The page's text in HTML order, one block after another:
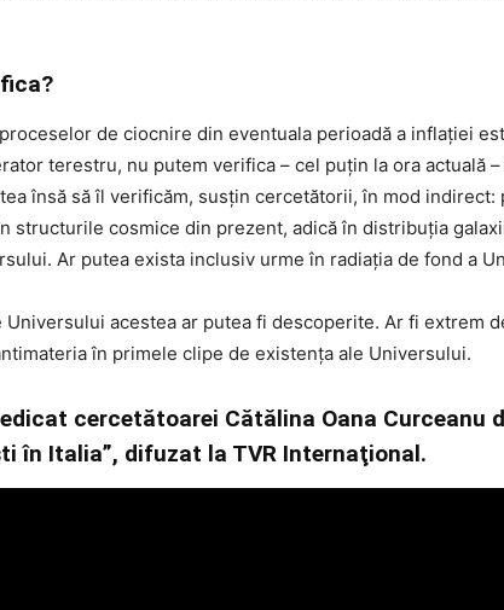
de ciocnire din eventuala perioadă a inflației
terestru, nu putem verifica – cel puțin la ora actuală
însă să îl verificăm, susțin cercetătorii, în mod indirect:
structurile cosmice din prezent, adică în distribuția
Ar putea exista inclusiv urme în radiația de fond a
acestea ar putea fi descoperite. Ar fi extrem
în primele clipe de existența ale Universului.
cercetătoarei Cătălina Oana Curceanu
în Italia”, difuzat la TVR Internaţional.